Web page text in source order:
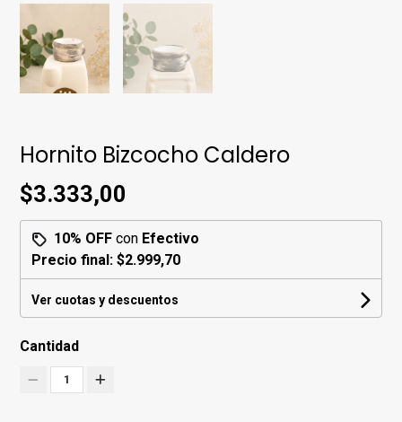
Hornito Bizcocho Caldero
$3.333,00
10% OFF con Efectivo
Precio final:$2.999,70
Ver cuotas y descuentos
Cantidad
1